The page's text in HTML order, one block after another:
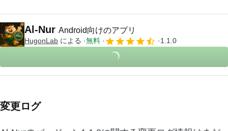
Al-Nur Android向けのアプリ
HugonLab による 無料 1.1.0
変更ログ